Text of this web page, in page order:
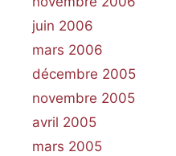
juin 2006
mars 2006
décembre 2005
novembre 2005
avril 2005
mars 2005